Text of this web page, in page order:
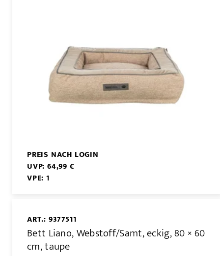
PREIS NACH LOGIN
UVP: 64,99 €
VPE: 1
ART.: 9377511
Bett Liano, Webstoff/Samt, eckig, 80 × 60
cm, taupe